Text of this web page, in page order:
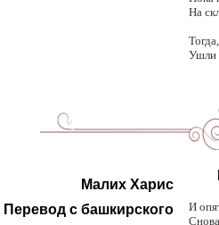
На
Ушли
Малих Харис
Перевод с башкирского
И